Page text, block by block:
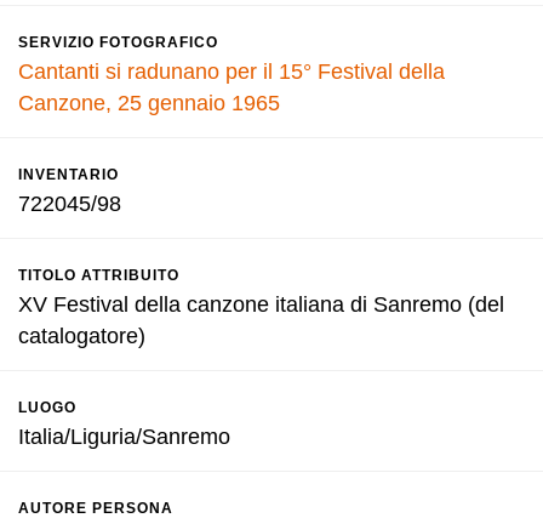
SERVIZIO FOTOGRAFICO
Cantanti si radunano per il 15° Festival della
Canzone, 25 gennaio 1965
INVENTARIO
722045/98
TITOLO ATTRIBUITO
XV Festival della canzone italiana di Sanremo (del
catalogatore)
LUOGO
Italia/Liguria/Sanremo
AUTORE PERSONA